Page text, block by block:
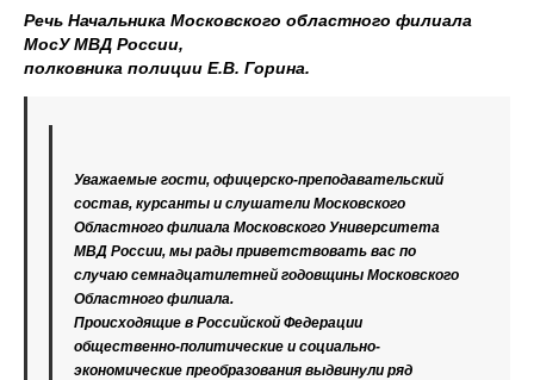
Речь Начальника Московского областного филиала
МосУ МВД России,
полковника полиции Е.В. Горина.
Уважаемые гости, офицерско-преподавательский
состав, курсанты и слушатели Московского
Областного филиала Московского Университета
МВД России, мы рады приветствовать вас по
случаю семнадцатилетней годовщины Московского
Областного филиала.
Происходящие в Российской Федерации
общественно-политические и социально-
экономические преобразования выдвинули ряд